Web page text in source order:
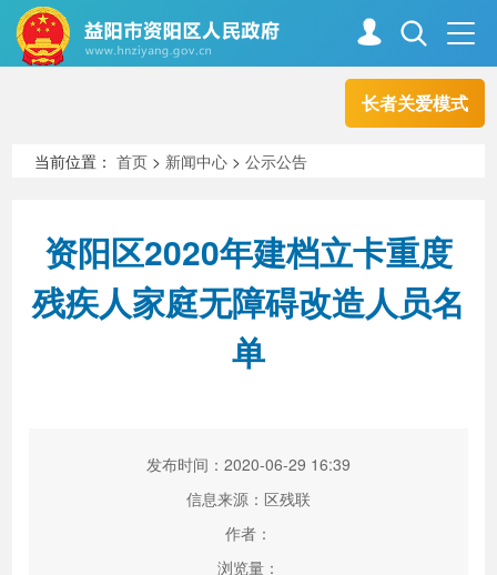
长者关爱模式
走进资阳
新闻中心 解读回应
当前位置：首页 > 新闻中心 >公示公告
资阳区2020年建档立卡重度
残疾人家庭无障碍改造人员名
单
发布时间：2020-06-29 16:39
信息来源：区残联
作者：
浏览量：